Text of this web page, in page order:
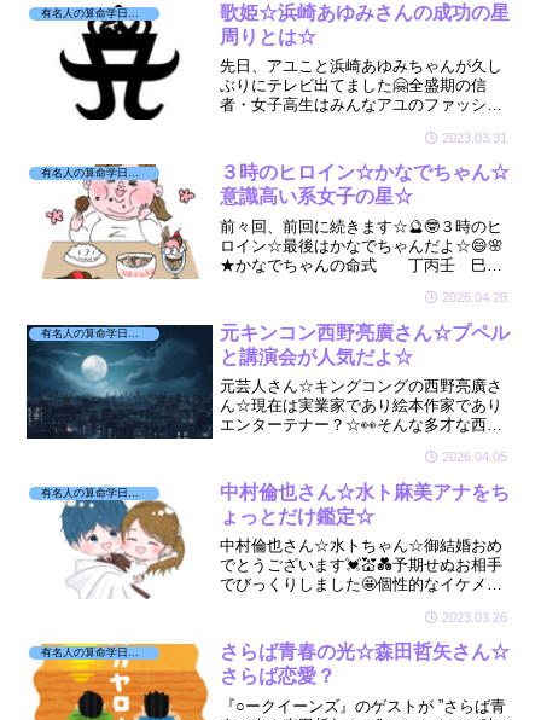
有名人の算命学日記☆
歌姫☆浜崎あゆみさんの成功の星
周りとは☆
先日、アユこと浜崎あゆみちゃんが久し
ぶりにテレビ出てました🤗全盛期の信
者・女子高生はみんなアユのファッショ
25周年らしいです☆二児の母でもあり、
歌姫アユの宿命はどんな星か見てみまし
たよ☆
2023.03.31
有名人の算命学日記☆
３時のヒロイン☆かなでちゃん☆
意識高い系女子の星☆
前々回、前回に続きます☆🔮🤓３時のヒ
ロイン☆最後はかなでちゃんだよ☆😄🌸
★かなでちゃんの命式 丁丙壬 巳午
目ソフトなイメージですが中身はめーっ
ちゃ意識高い系女子☆🌹👩✨夢やロマン
の星で王子様がいつかお迎...
2026.04.28
元キンコン西野亮廣さん☆プペル
と講演会が人気だよ☆
元芸人さん☆キングコングの西野亮廣さ
ん☆現在は実業家であり絵本作家であり
エンターテナー？☆👀そんな多才な西野
2026.04.05
有名人の算命学日記☆
中村倫也さん☆水ト麻美アナをち
ょっとだけ鑑定☆
中村倫也さん☆水トちゃん☆御結婚おめ
でとうございます💓💒💑予期せぬお相手
でびっくりしました🤩個性的なイケメン
水卜ちゃんの相性をちょこっとだけ見て
みましたよ☆
2023.03.26
有名人の算命学日記☆
さらば青春の光☆森田哲矢さん☆
さらば恋愛？
『○ークイーンズ』のゲストが ”さらば青